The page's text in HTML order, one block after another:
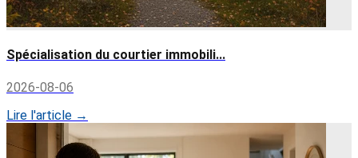
Spécialisation du courtier immobili...
2026-08-06
Lire l'article →